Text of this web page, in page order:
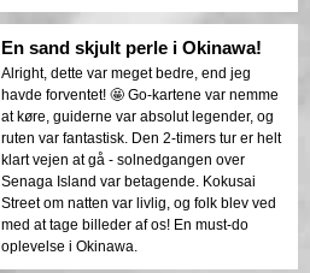
En sand skjult perle i Okinawa!
Alright, dette var meget bedre, end jeg
havde forventet! 🤩 Go-kartene var nemme
at køre, guiderne var absolut legender, og
ruten var fantastisk. Den 2-timers tur er helt
klart vejen at gå - solnedgangen over
Senaga Island var betagende. Kokusai
Street om natten var livlig, og folk blev ved
med at tage billeder af os! En must-do
oplevelse i Okinawa.